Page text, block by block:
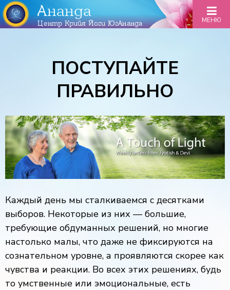
Ананда
Центр Крийя Йоги ЮгАнанда МЕНЮ
ПОСТУПАЙТЕ
ПРАВИЛЬНО
Каждый день мы сталкиваемся с десятками
выборов. Некоторые из них — большие,
требующие обдуманных решений, но многие
настолько малы, что даже не фиксируются на
сознательном уровне, а проявляются скорее как
чувства и реакции. Во всех этих решениях, будь
то умственные или эмоциональные, есть